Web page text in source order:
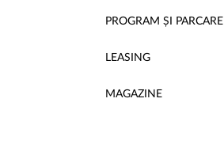
PROGRAM ȘI PARCARE
LEASING
MAGAZINE